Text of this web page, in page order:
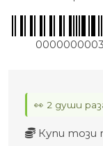
👀 2 души
Купи този